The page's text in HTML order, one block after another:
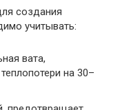
создания
учитывать:
вата,
на 30–